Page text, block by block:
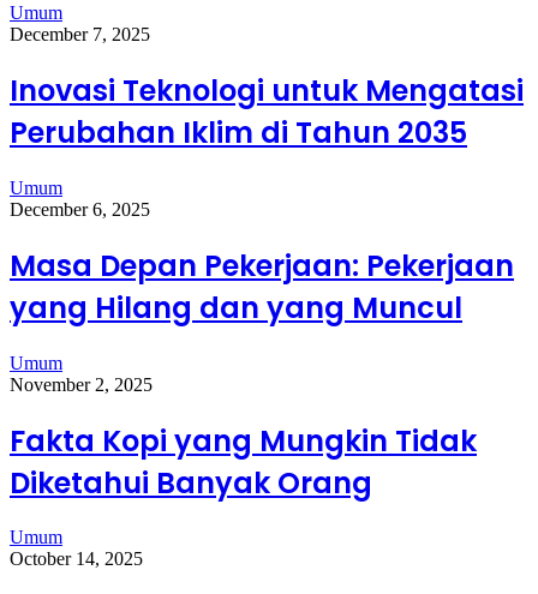
Umum
December 7, 2025
Inovasi Teknologi untuk Mengatasi
Perubahan Iklim di Tahun 2035
Umum
December 6, 2025
Masa Depan Pekerjaan: Pekerjaan
yang Hilang dan yang Muncul
Umum
November 2, 2025
Fakta Kopi yang Mungkin Tidak
Diketahui Banyak Orang
Umum
October 14, 2025